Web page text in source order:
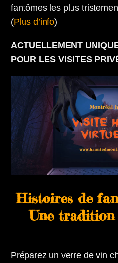
fantômes les plus
(Plus d’info)
ACTUELLEMENT
POUR LES VISITES
Histoires de
Une tradition
Préparez un verre de vin